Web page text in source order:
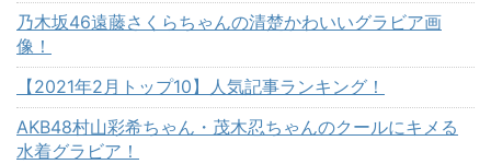
乃木坂46遠藤さくらちゃんの清楚かわいいグラビア画
像！
【2021年2月トップ10】人気記事ランキング！
AKB48村山彩希ちゃん・茂木忍ちゃんのクールにキメる
水着グラビア！